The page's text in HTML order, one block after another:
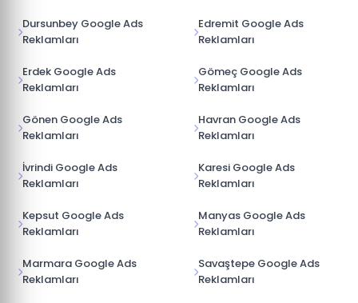
Dursunbey Google Ads
Reklamları
Edremit Google Ads
Reklamları
Erdek Google Ads
Reklamları
Gömeç Google Ads
Reklamları
Gönen Google Ads
Reklamları
Havran Google Ads
Reklamları
İvrindi Google Ads
Reklamları
Karesi Google Ads
Reklamları
Kepsut Google Ads
Reklamları
Manyas Google Ads
Reklamları
Marmara Google Ads
Reklamları
Savaştepe Google Ads
Reklamları